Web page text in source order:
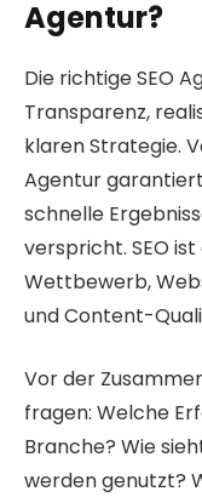
Agentur?
Die richtige SEO
Transparenz,
klaren Strategie.
Agentur
schnelle
verspricht. SEO
Wettbewerb,
und Content-
Vor der
fragen: Welche
Branche? Wie
werden genutzt?